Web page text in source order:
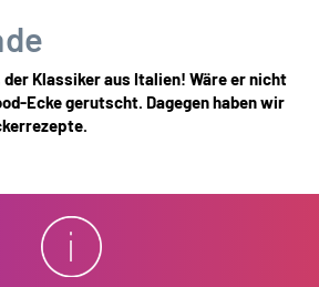
Klassiker aus Italien! Wäre er nicht
Ecke gerutscht. Dagegen haben wir